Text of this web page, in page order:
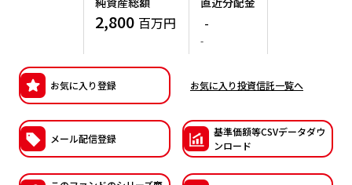
確定拠出年金での商品の選び方について
サステナビリティレポート
日本版スチュワードシップ・コードへの対応
議決権行使について
国内株式議決権行使の方針と判断基準
2,800 百万円 -
-
お気に入り登録 お気に入り投資信託一覧へ
メール配信登録
基準価額等CSVデータダウ
ンロード